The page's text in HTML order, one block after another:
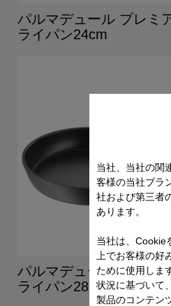
パルマデュール プレミ
ライパン24cm
パルマデュール プレミ
ライパン28cm
当社、当社の関
客様の当社ブラ
社および第三者
あります。
当社は、Cookie
上でお客様の
ために使用しま
状況に基づいて
製品のコンテン